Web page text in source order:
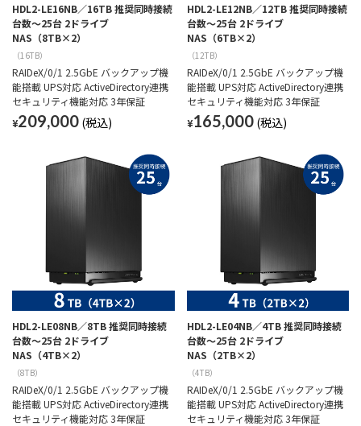
HDL2-LE16NB／16TB 推奨同時接続
台数～25台 2ドライブ
NAS（8TB×2）
（16TB）
RAIDeX/0/1 2.5GbE バックアップ機
能搭載 UPS対応 ActiveDirectory連携
セキュリティ機能対応 3年保証
¥209,000
HDL2-LE12NB／12TB 推奨同時接続
台数～25台 2ドライブ
NAS（6TB×2）
（12TB）
RAIDeX/0/1 2.5GbE バックアップ機
能搭載 UPS対応 ActiveDirectory連携
セキュリティ機能対応 3年保証
¥165,000
HDL2-LE08NB／8TB 推奨同時接続
台数～25台 2ドライブ
NAS（4TB×2）
（8TB）
RAIDeX/0/1 2.5GbE バックアップ機
能搭載 UPS対応 ActiveDirectory連携
セキュリティ機能対応 3年保証
HDL2-LE04NB／4TB 推奨同時接続
台数～25台 2ドライブ
NAS（2TB×2）
（4TB）
RAIDeX/0/1 2.5GbE バックアップ機
能搭載 UPS対応 ActiveDirectory連携
セキュリティ機能対応 3年保証